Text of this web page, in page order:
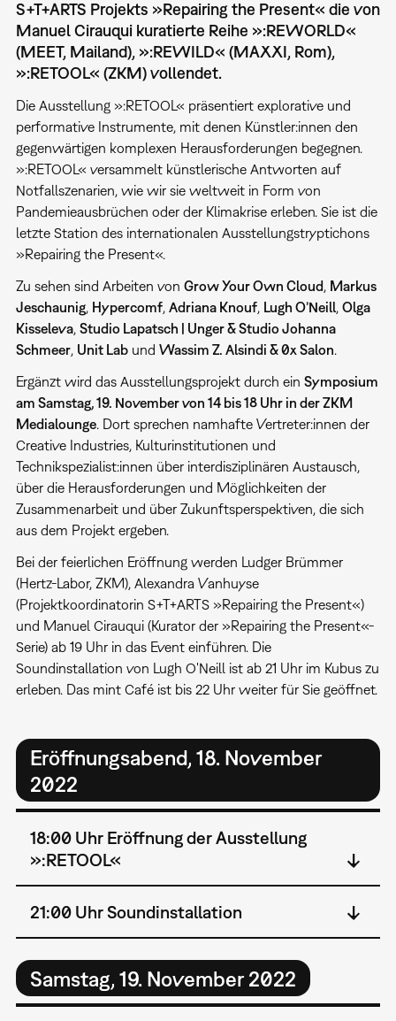
S+T+ARTS Projekts »Repairing the Present« die von
Manuel Cirauqui kuratierte Reihe »:REWORLD«
(MEET, Mailand), »:REWILD« (MAXXI, Rom),
»:RETOOL« (ZKM) vollendet.
Die Ausstellung »:RETOOL« präsentiert explorative und
performative Instrumente, mit denen Künstler:innen den
gegenwärtigen komplexen Herausforderungen begegnen.
»:RETOOL« versammelt künstlerische Antworten auf
Notfallszenarien, wie wir sie weltweit in Form von
Pandemieausbrüchen oder der Klimakrise erleben. Sie ist die
letzte Station des internationalen Ausstellungstryptichons
»Repairing the Present«.
Zu sehen sind Arbeiten von Grow Your Own Cloud, Markus
Jeschaunig, Hypercomf, Adriana Knouf, Lugh O’Neill, Olga
Kisseleva, Studio Lapatsch | Unger & Studio Johanna
Schmeer, Unit Labund Wassim Z. Alsindi & 0x Salon.
Ergänzt wird das Ausstellungsprojekt durch ein Symposium
am Samstag, 19. November von 14 bis 18 Uhr in der ZKM
Medialounge. Dort sprechen namhafte Vertreter:innen der
Creative Industries, Kulturinstitutionen und
Technikspezialist:innen über interdisziplinären Austausch,
über die Herausforderungen und Möglichkeiten der
Zusammenarbeit und über Zukunftsperspektiven, die sich
aus dem Projekt ergeben.
Bei der feierlichen Eröffnung werden Ludger Brümmer
(Hertz-Labor, ZKM), Alexandra Vanhuyse
(Projektkoordinatorin S+T+ARTS »Repairing the Present«)
und Manuel Cirauqui (Kurator der »Repairing the Present«-
Serie) ab 19 Uhr in das Event einführen. Die
Soundinstallation von Lugh O'Neill ist ab 21 Uhr im Kubus zu
erleben. Das mint Café ist bis 22 Uhr weiter für Sie geöffnet.
Eröffnungsabend, 18. November
2022
18:00 Uhr Eröffnung der Ausstellung
»:RETOOL«
21:00 Uhr Soundinstallation
Samstag, 19. November 2022